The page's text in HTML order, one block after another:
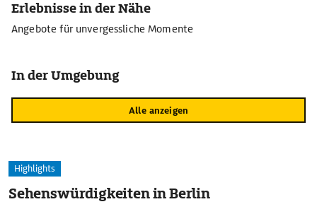
Erlebnisse in der Nähe
Angebote für unvergessliche Momente
In der Umgebung
Alle anzeigen
Highlights
Sehenswürdigkeiten in Berlin